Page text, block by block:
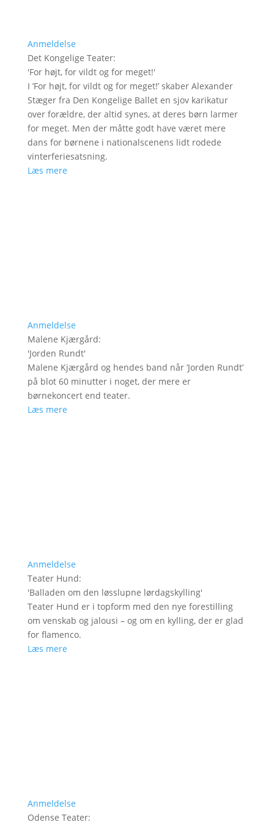
Anmeldelse
Det Kongelige Teater:
'For højt, for vildt og for meget!'
I ’For højt, for vildt og for meget!’ skaber Alexander
Stæger fra Den Kongelige Ballet en sjov karikatur
over forældre, der altid synes, at deres børn larmer
for meget. Men der måtte godt have været mere
dans for børnene i nationalscenens lidt rodede
vinterferiesatsning.
Læs mere
Anmeldelse
Malene Kjærgård:
'Jorden Rundt'
Malene Kjærgård og hendes band når ’Jorden Rundt’
på blot 60 minutter i noget, der mere er
børnekoncert end teater.
Læs mere
Anmeldelse
Teater Hund:
'Balladen om den løsslupne lørdagskylling'
Teater Hund er i topform med den nye forestilling
om venskab og jalousi – og om en kylling, der er glad
for flamenco.
Læs mere
Anmeldelse
Odense Teater: